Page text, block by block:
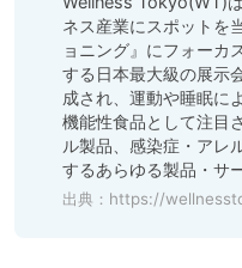
ネス産業にスポットを
ョニング』にフォーカ
する日本最大級の展示
成され、運動や睡眠に
機能性食品として注目
ル製品、感染症・アレ
するあらゆる製品・サ
出典： https://